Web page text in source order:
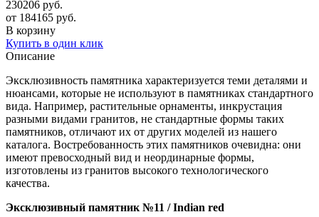
230206 руб.
от 184165 руб.
В корзину
Купить в один клик
Описание
Эксклюзивность памятника характеризуется теми деталями и
нюансами, которые не используют в памятниках стандартного
вида. Например, растительные орнаменты, инкрустация
разными видами гранитов, не стандартные формы таких
памятников, отличают их от других моделей из нашего
каталога. Востребованность этих памятников очевидна: они
имеют превосходный вид и неординарные формы,
изготовлены из гранитов высокого технологического
качества.
Эксклюзивный памятник №11 / Indian red